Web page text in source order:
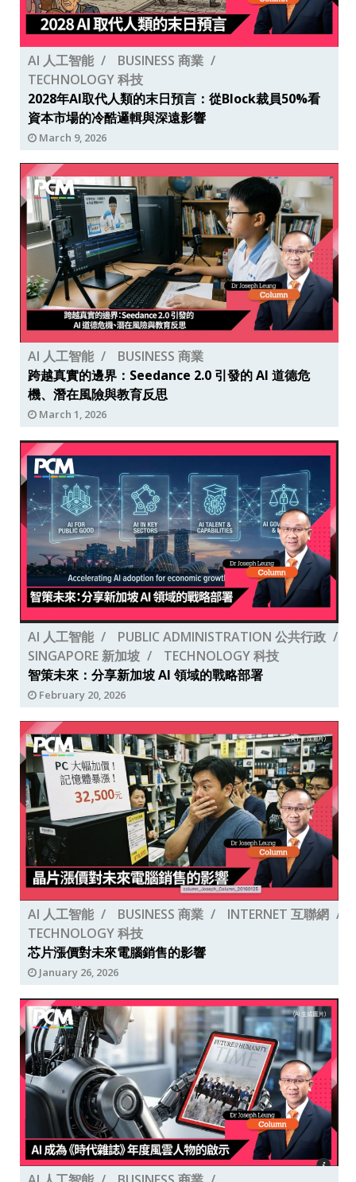
AI 人工智能
BUSINESS 商業
TECHNOLOGY 科技
2028年AI取代人類的末日預言：從Block裁員50%看
資本市場的冷酷邏輯與深遠影響
March 9, 2026
AI 人工智能
BUSINESS 商業
跨越真實的邊界：Seedance 2.0 引發的 AI 道德危
機、潛在風險與教育反思
March 1, 2026
AI 人工智能
PUBLIC ADMINISTRATION 公共行政
SINGAPORE 新加坡
TECHNOLOGY 科技
智策未來：分享新加坡 AI 領域的戰略部署
February 20, 2026
AI 人工智能 BUSINESS 商業
INTERNET 互聯網
TECHNOLOGY 科技
芯片漲價對未來電腦銷售的影響
January 26, 2026